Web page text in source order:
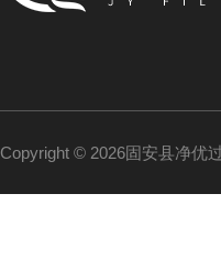
Copyright © 2026固安县净